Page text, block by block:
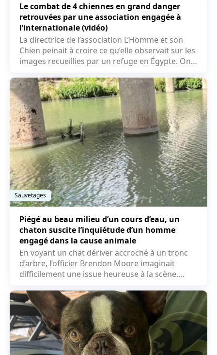
Le combat de 4 chiennes en grand danger
retrouvées par une association engagée à
l’internationale (vidéo)
La directrice de l’association L’Homme et son
Chien peinait à croire ce qu’elle observait sur les
images recueillies par un refuge en Égypte. On
Sauvetages
Piégé au beau milieu d’un cours d’eau, un
chaton suscite l’inquiétude d’un homme
engagé dans la cause animale
En voyant un chat dériver accroché à un tronc
d’arbre, l’officier Brendon Moore imaginait
difficilement une issue heureuse à la scène.